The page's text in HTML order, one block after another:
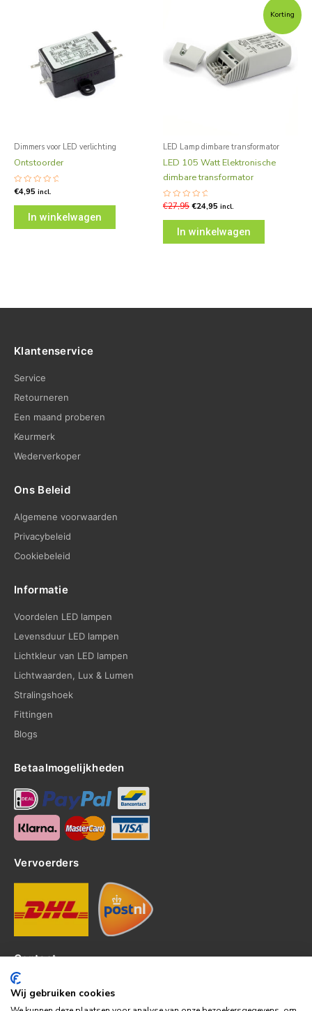
Dimmers voor LED verlichting
Ontstoorder
Gewaardeerd
0
€4,95 incl.
In winkelwagen
Korting
LED Lamp dimbare transformator
LED 105 Watt Elektronische
dimbare transformator
Gewaardeerd
0
€27,95€24,95 incl.
In winkelwagen
Klantenservice
Service
Retourneren
Een maand proberen
Keurmerk
Wederverkoper
Ons Beleid
Algemene voorwaarden
Privacybeleid
Cookiebeleid
Informatie
Voordelen LED lampen
Levensduur LED lampen
Lichtkleur van LED lampen
Lichtwaarden, Lux & Lumen
Stralingshoek
Fittingen
Blogs
Betaalmogelijkheden
Vervoerders
Contact
Kerkhof 8, 4301EP Zierikzee
tel: 0111-820382
Wij gebruiken cookies